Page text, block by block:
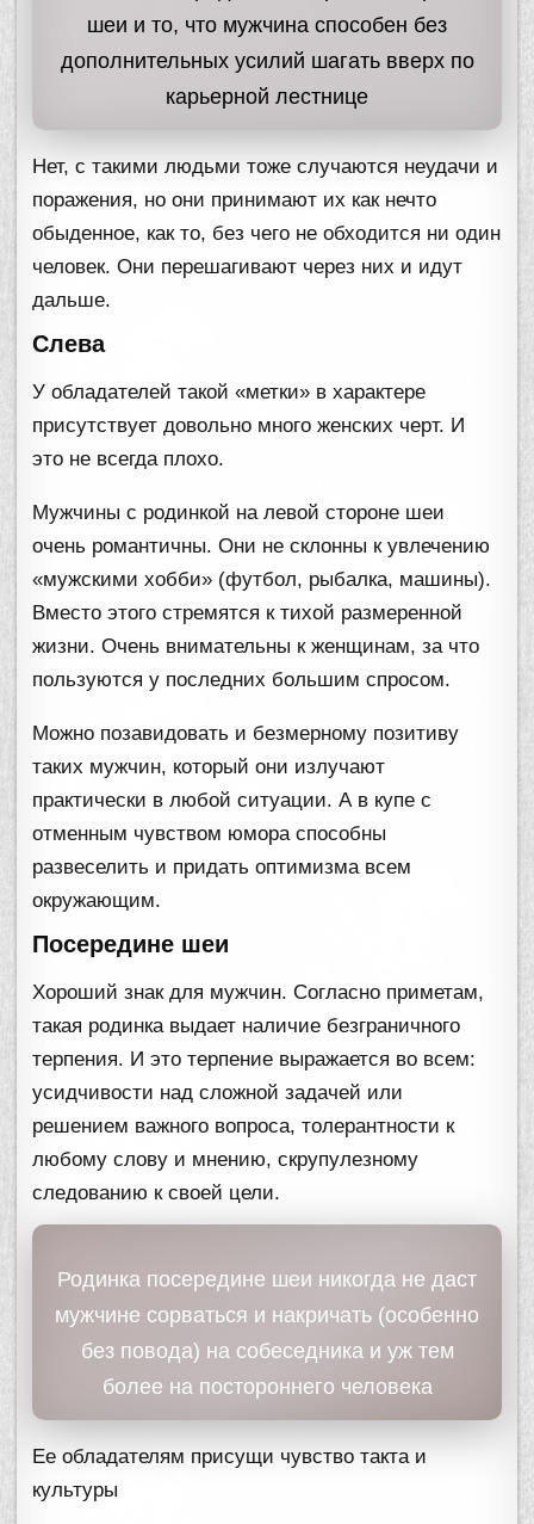
шеи и то, что мужчина способен без
дополнительных усилий шагать вверх по
карьерной лестнице
Нет, с такими людьми тоже случаются неудачи и
поражения, но они принимают их как нечто
обыденное, как то, без чего не обходится ни один
человек. Они перешагивают через них и идут
дальше.
Слева
У обладателей такой «метки» в характере
присутствует довольно много женских черт. И
это не всегда плохо.
Мужчины с родинкой на левой стороне шеи
очень романтичны. Они не склонны к увлечению
«мужскими хобби» (футбол, рыбалка, машины).
Вместо этого стремятся к тихой размеренной
жизни. Очень внимательны к женщинам, за что
пользуются у последних большим спросом.
Можно позавидовать и безмерному позитиву
таких мужчин, который они излучают
практически в любой ситуации. А в купе с
отменным чувством юмора способны
развеселить и придать оптимизма всем
окружающим.
Посередине шеи
Хороший знак для мужчин. Согласно приметам,
такая родинка выдает наличие безграничного
терпения. И это терпение выражается во всем:
усидчивости над сложной задачей или
решением важного вопроса, толерантности к
любому слову и мнению, скрупулезному
следованию к своей цели.
Родинка посередине шеи никогда не даст
мужчине сорваться и накричать (особенно
без повода) на собеседника и уж тем
более на постороннего человека
Ее обладателям присущи чувство такта и
культуры